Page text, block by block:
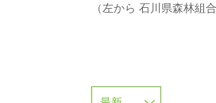
（左から 石川県森林組